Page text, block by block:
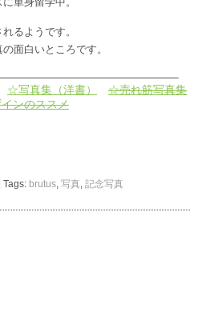
るようです。
面白いところです。
☆写真集（洋書）
☆売れ筋写真集
ンのススメ
| Tags: brutus, 写真, 記念写真